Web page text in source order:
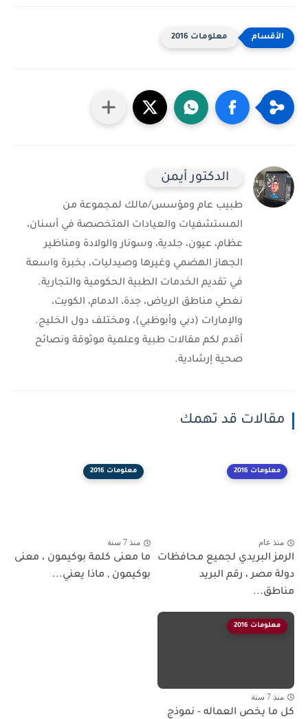
معلومات 2016
الدكتور أيمن
طبيب عام ومؤسس/مالك لمجموعة من
المستشفيات والعيادات المتخصصة في أسنان،
عظام، عيون، جلدية، وسونار والولادة ومناظير
الجهاز الهضمي وغيرها وصيدليات، بخبرة واسعة
في تقديم الخدمات الطبية الحكومية والتجارية.
نغطي مناطق الرياض، جدة، الدمام، الكويت،
والإمارات (دبي وأبوظبي)، ومختلف دول الخليج.
أقدم لكم مقالات طبية وعلمية موثوقة ونصائح
صحية إرشادية.
مقالات قد تهمك
معلومات 2016
منذ عام
الرمز البريدي لجميع محافظات
دولة مصر ، رقم البريد
مناطق...
معلومات 2016
منذ 7 سنة
ما معنى كلمة بوكيمون ، معنى
بوكيمون , ماذا يعني...
معلومات 2016
منذ 7 سنة
كل ما يخص العماله - نموذج